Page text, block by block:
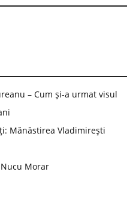
– Cum și-a urmat visul
Mănăstirea Vladimirești
Morar